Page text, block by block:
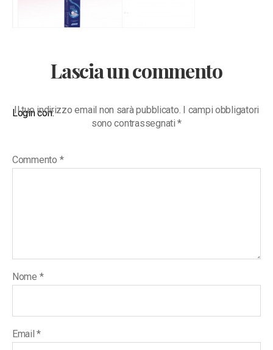
Lascia un commento
Login con:
Il tuo indirizzo email non sarà pubblicato. I campi obbligatori
sono contrassegnati*
Commento *
Nome *
Email*